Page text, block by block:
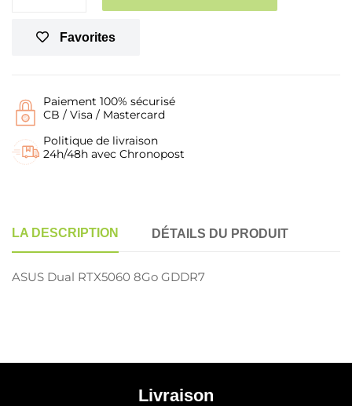
Favorites
Paiement 100% sécurisé
CB / Visa / Mastercard
Politique de livraison
24h/48h avec Chronopost
LA DESCRIPTION DÉTAILS DU PRODUIT
ASUS Dual RTX5060 8Go GDDR7
Livraison